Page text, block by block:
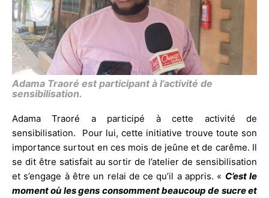
Adama Traoré est participant à l’activité de
sensibilisation.
Adama Traoré a participé à cette activité de
sensibilisation. Pour lui, cette initiative trouve toute son
importance surtout en ces mois de jeûne et de carême. Il
se dit être satisfait au sortir de l’atelier de sensibilisation
et s’engage à être un relai de ce qu’il a appris. « C’est le
moment où les gens consomment beaucoup de sucre et